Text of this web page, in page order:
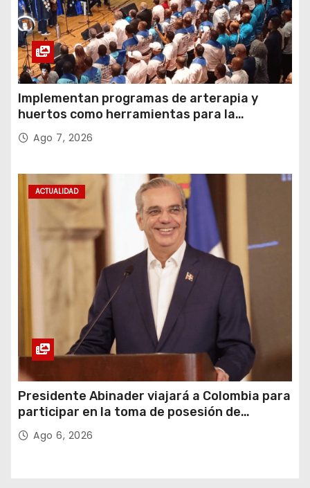
Implementan programas de arterapia y
huertos como herramientas para la
recuperación y la inclusión social
Ago 7, 2026
ACTUALIDAD
Presidente Abinader viajará a Colombia para
participar en la toma de posesión de
Abelardo de la Espriella
Ago 6, 2026